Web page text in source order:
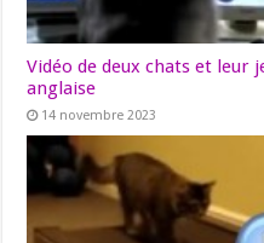
Vidéo de deux chats et leur
anglaise
14 novembre 2023